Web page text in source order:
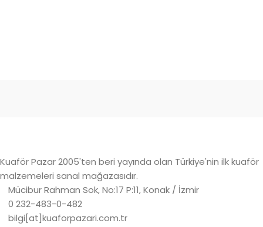
Kuaför Pazar 2005'ten beri yayında olan Türkiye'nin ilk kuaför
malzemeleri sanal mağazasıdır.
Mücibur Rahman Sok, No:17 P:11, Konak / İzmir
0 232-483-0-482
bilgi[at]kuaforpazari.com.tr